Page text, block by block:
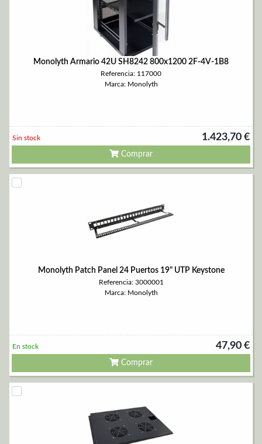
Monolyth Armario 42U SH8242 800x1200 2F-4V-1B8
Referencia: 117000
Marca: Monolyth
1.423,70 €
Sin stock
Comprar
Monolyth Patch Panel 24 Puertos 19" UTP Keystone
Referencia: 3000001
Marca: Monolyth
47,90 €
En stock
Comprar